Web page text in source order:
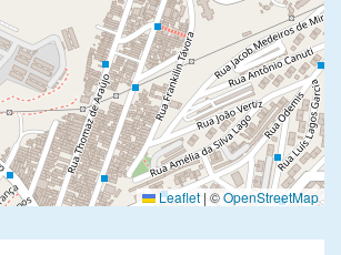
Leaflet | ©OpenStreetMap